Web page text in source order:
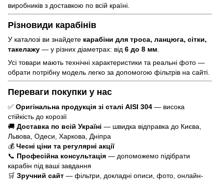
виробників з доставкою по всій країні.
Різновиди карабінів
У каталозі ви знайдете карабіни для троса, ланцюга, сітки,
такелажу — у різних діаметрах: від 6 до 8 мм.
Усі товари мають технічні характеристики та реальні фото —
обрати потрібну модель легко за допомогою фільтрів на сайті.
Переваги покупки у нас
✅ Оригінальна продукція зі сталі AISI 304 — висока
стійкість до корозії
🚚 Доставка по всій Україні — швидка відправка до Києва,
Львова, Одеси, Харкова, Дніпра
💰 Чесні ціни та регулярні акції
📞 Професійна консультація — допоможемо підібрати
карабін під ваші завдання
🛒 Зручний сайт — фільтри, докладні описи, фото, онлайн-